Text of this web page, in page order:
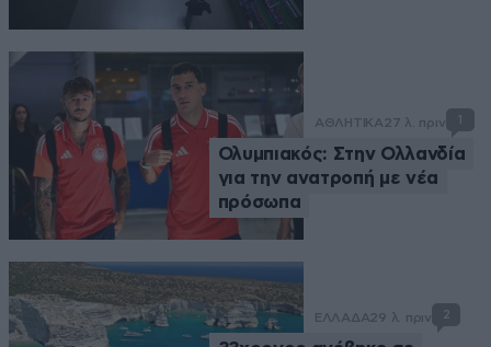
ΑΘΛΗΤΙΚΑ 27 λ. πριν 1
Ολυμπιακός: Στην Ολλανδία
για την ανατροπή με νέα
πρόσωπα
ΕΛΛΑΔΑ29 λ. πριν 2